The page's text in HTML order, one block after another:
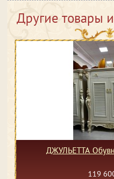
Другие товары
ДЖУЛЬЕТТА
119